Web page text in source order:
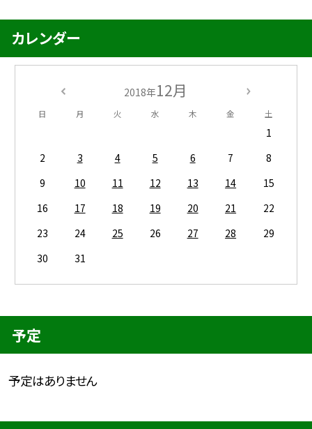
カレンダー
2018年12月
日 月 火 水 木 金 土
1
2
3 4 5 6 7
8
9
10 11 12 13 14
15
16
17 18 19 20 21
22
23
24 25 26 27 28
29
30
31
予定
予定はありません